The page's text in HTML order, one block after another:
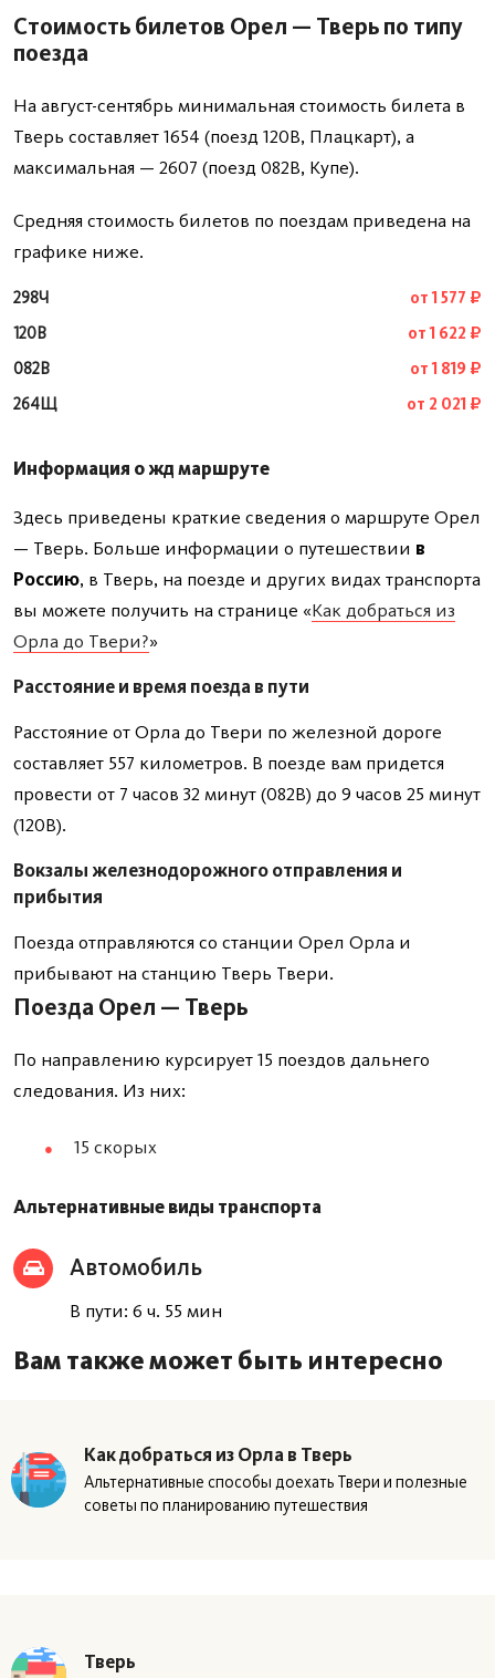
Стоимость билетов Орел — Тверь по типу
поезда
На август-сентябрь минимальная стоимость билета в
Тверь составляет 1654 (поезд 120В, Плацкарт), а
максимальная — 2607 (поезд 082В, Купе).
Средняя стоимость билетов по поездам приведена на
графике ниже.
298Ч
от 1 577 ₽
120В
от 1 622 ₽
082В
от 1 819 ₽
264Щ
от 2 021 ₽
Информация о жд маршруте
Здесь приведены краткие сведения о маршруте Орел
— Тверь. Больше информации о путешествии в
Россию, в Тверь, на поезде и других видах транспорта
вы можете получить на странице «Как добраться из
Орла до Твери?»
Расстояние и время поезда в пути
Расстояние от Орла до Твери по железной дороге
составляет 557 километров. В поезде вам придется
провести от 7 часов 32 минут (082В) до 9 часов 25 минут
(120В).
Вокзалы железнодорожного отправления и
прибытия
Поезда отправляются со станции Орел Орла и
прибывают на станцию Тверь Твери.
Поезда Орел — Тверь
По направлению курсирует 15 поездов дальнего
следования. Из них:
15 скорых
Альтернативные виды транспорта
Автомобиль
В пути: 6 ч. 55 мин
Вам также может быть интересно
Как добраться из Орла в Тверь
Альтернативные способы доехать Твери и полезные
советы по планированию путешествия
Тверь